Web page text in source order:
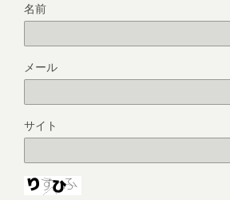
名前
メール
サイト